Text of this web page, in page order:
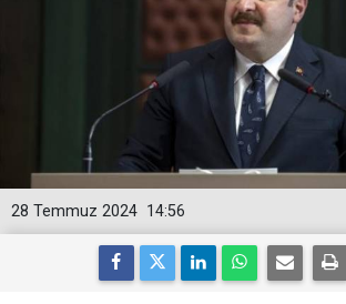
14:56
28 Temmuz 2024